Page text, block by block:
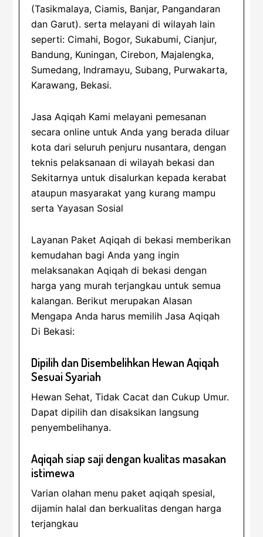
(Tasikmalaya, Ciamis, Banjar, Pangandaran
dan Garut). serta melayani di wilayah lain
seperti: Cimahi, Bogor, Sukabumi, Cianjur,
Bandung, Kuningan, Cirebon, Majalengka,
Sumedang, Indramayu, Subang, Purwakarta,
Karawang, Bekasi.
Jasa Aqiqah Kami melayani pemesanan
secara online untuk Anda yang berada diluar
kota dari seluruh penjuru nusantara, dengan
teknis pelaksanaan di wilayah bekasi dan
Sekitarnya untuk disalurkan kepada kerabat
ataupun masyarakat yang kurang mampu
serta Yayasan Sosial
Layanan Paket Aqiqah di bekasi memberikan
kemudahan bagi Anda yang ingin
melaksanakan Aqiqah di bekasi dengan
harga yang murah terjangkau untuk semua
kalangan. Berikut merupakan Alasan
Mengapa Anda harus memilih Jasa Aqiqah
Di Bekasi:
Dipilih dan Disembelihkan Hewan Aqiqah
Sesuai Syariah
Hewan Sehat, Tidak Cacat dan Cukup Umur.
Dapat dipilih dan disaksikan langsung
penyembelihanya.
Aqiqah siap saji dengan kualitas masakan
istimewa
Varian olahan menu paket aqiqah spesial,
dijamin halal dan berkualitas dengan harga
terjangkau